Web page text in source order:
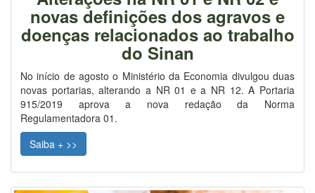
novas definições dos agravos e
doenças relacionados ao trabalho
do Sinan
No início de agosto o Ministério da Economia divulgou duas
novas portarias, alterando a NR 01 e a NR 12. A Portaria
915/2019 aprova a nova redação da Norma
Regulamentadora 01.
Saiba + >>